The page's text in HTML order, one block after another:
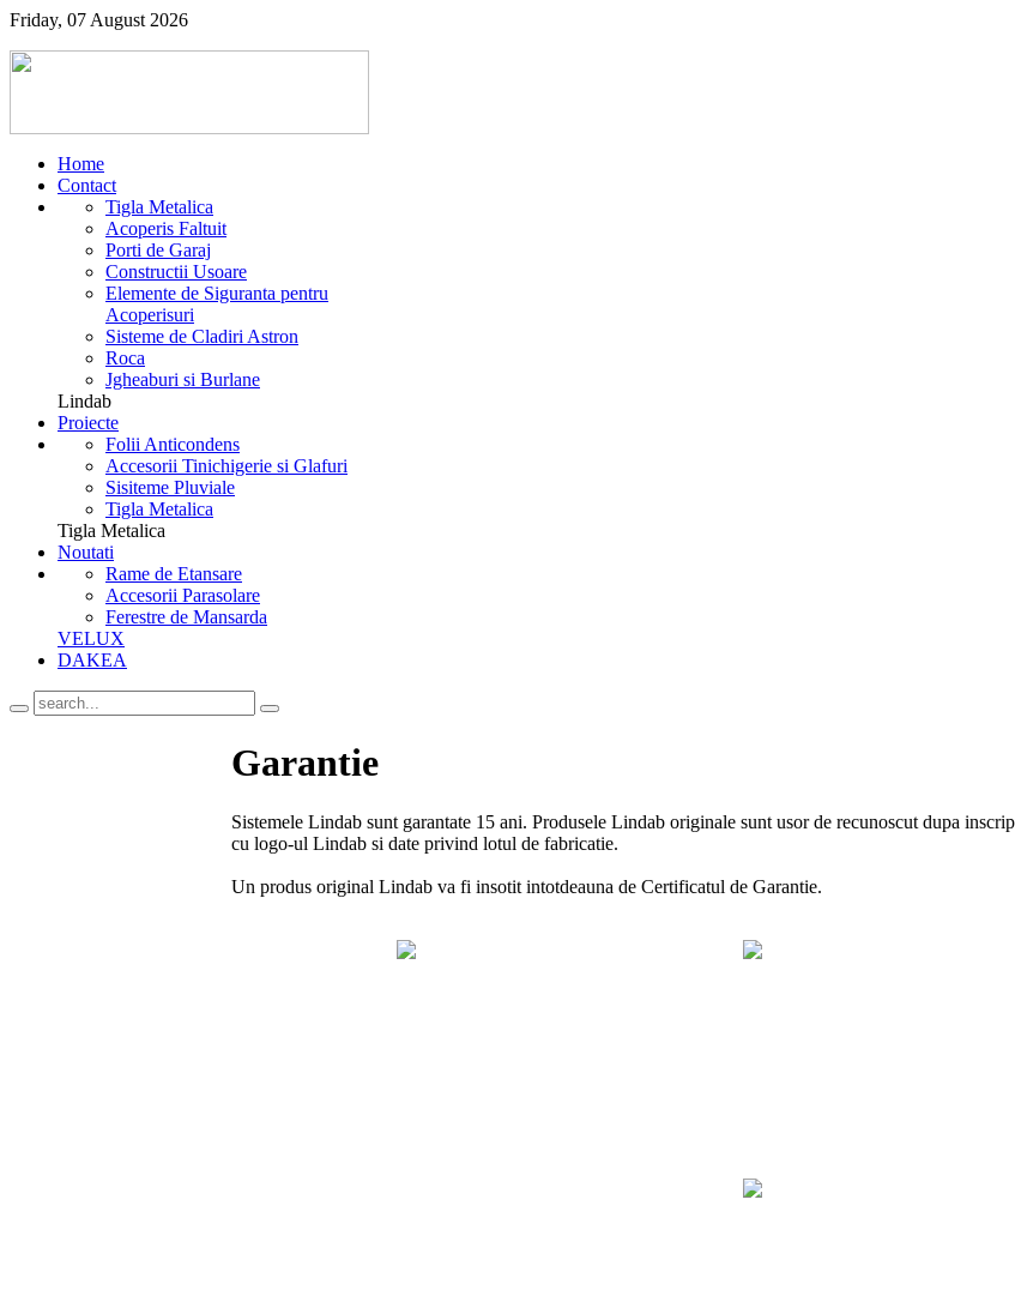
Friday, 07 August 2026
Home
Contact
Tigla Metalica
Acoperis Faltuit
Porti de Garaj
Constructii Usoare
Elemente de Siguranta pentru
Acoperisuri
Sisteme de Cladiri Astron
Roca
Jgheaburi si Burlane
Lindab
Proiecte
Folii Anticondens
Accesorii Tinichigerie si Glafuri
Sisiteme Pluviale
Tigla Metalica
Tigla Metalica
Noutati
Rame de Etansare
Accesorii Parasolare
Ferestre de Mansarda
VELUX
DAKEA
Garantie
Sistemele Lindab sunt garantate 15 ani. Produsele Lindab originale sunt usor de recunoscut dupa
cu logo-ul Lindab si date privind lotul de fabricatie.
Un produs original Lindab va fi insotit intotdeauna de Certificatul de Garantie.